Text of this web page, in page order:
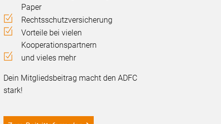
Paper
Rechtsschutzversicherung
Vorteile bei vielen
Kooperationspartnern
und vieles mehr
Dein Mitgliedsbeitrag macht den ADFC
stark!